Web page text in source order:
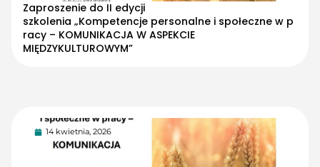
Zaproszenie do II edycji
szkolenia „Kompetencje personalne i społeczne w p
racy – KOMUNIKACJA W ASPEKCIE
MIĘDZYKULTUROWYM”
14 kwietnia, 2026